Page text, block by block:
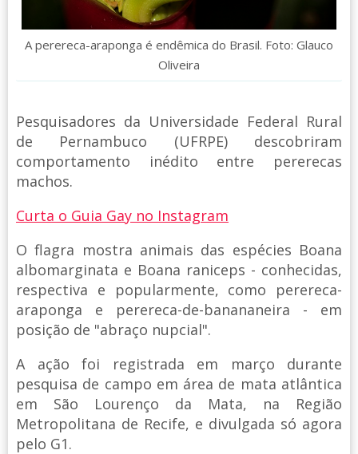
A perereca-araponga é endêmica do Brasil. Foto: Glauco
Oliveira
Pesquisadores da Universidade Federal Rural
de Pernambuco (UFRPE) descobriram
comportamento inédito entre pererecas
machos.
Curta o Guia Gay no Instagram
O flagra mostra animais das espécies Boana
albomarginata e Boana raniceps - conhecidas,
respectiva e popularmente, como perereca-
araponga e perereca-de-banananeira - em
posição de "abraço nupcial".
A ação foi registrada em março durante
pesquisa de campo em área de mata atlântica
em São Lourenço da Mata, na Região
Metropolitana de Recife, e divulgada só agora
pelo G1.